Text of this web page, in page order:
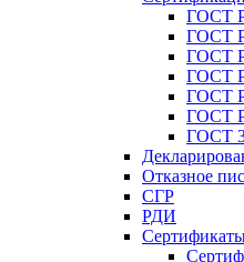
ГОСТ Р
ГОСТ Р
ГОСТ Р
ГОСТ Р
ГОСТ
ГОСТ Р
ГОСТ
Отказное
СГР
РДИ